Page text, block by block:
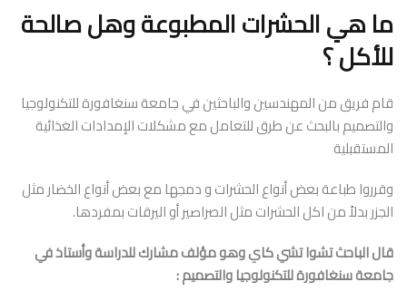
ما هي الحشرات المطبوعة وهل صالحة
للأكل ؟
قام فريق من المهندسين والباحثين في جامعة سنغافورة للتكنولوجيا
والتصميم بالبحث عن طرق للتعامل مع مشكلات الإمدادات الغذائية
المستقبلية
وقرروا طباعة بعض أنواع الحشرات و دمجها مع بعض أنواع الخضار مثل
الجزر بدلاً من اكل الحشرات مثل الصراصير أو اليرقات بمفردها.
قال الباحث تشوا تشي كاي وهو مؤلف مشارك للدراسة وأستاذ في
جامعة سنغافورة للتكنولوجيا والتصميم :